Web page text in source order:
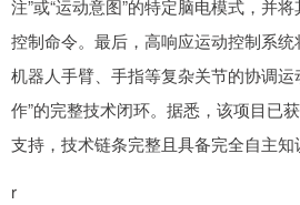
注”或“运动意图”的特定脑电模式，并
控制命令。最后，高响应运动控制系
机器人手臂、手指等复杂关节的协调运
作”的完整技术闭环。据悉，该项目已
支持，技术链条完整且具备完全自主知
r